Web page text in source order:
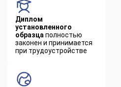
Диплом
установленного
образца полностью
законен и принимается
при трудоустройстве